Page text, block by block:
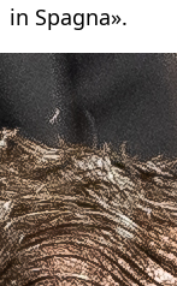
in Spagna».